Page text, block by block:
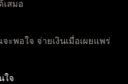
เสมอ
พอใจ จ่ายเงินเมื่อเผยแพร่
ใจ